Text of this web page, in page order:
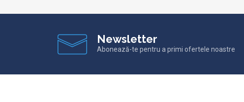
Newsletter
Abonează-te pentru a primi ofertele noastre